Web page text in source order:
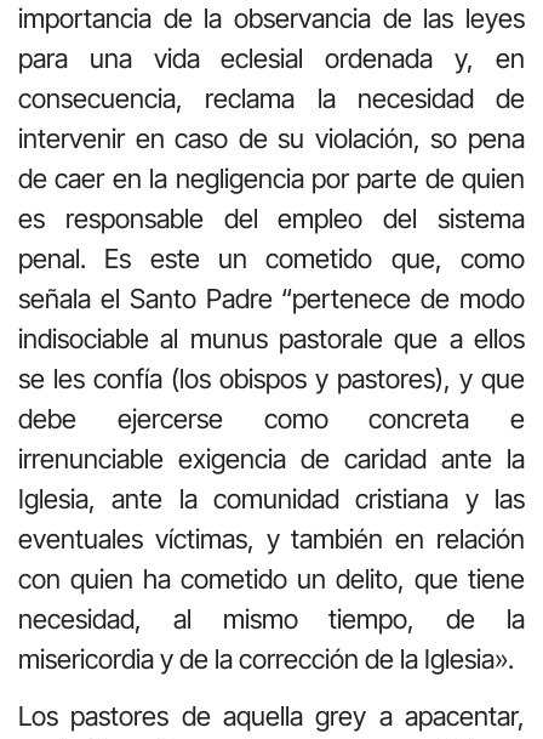
importancia de la observancia de las leyes
para una vida eclesial ordenada y, en
consecuencia, reclama la necesidad de
intervenir en caso de su violación, so pena
de caer en la negligencia por parte de quien
es responsable del empleo del sistema
penal. Es este un cometido que, como
señala el Santo Padre “pertenece de modo
indisociable al munus pastorale que a ellos
se les confía (los obispos y pastores), y que
debe ejercerse como concreta e
irrenunciable exigencia de caridad ante la
Iglesia, ante la comunidad cristiana y las
eventuales víctimas, y también en relación
con quien ha cometido un delito, que tiene
necesidad, al mismo tiempo, de la
misericordia y de la corrección de la Iglesia».
Los pastores de aquella grey a apacentar,